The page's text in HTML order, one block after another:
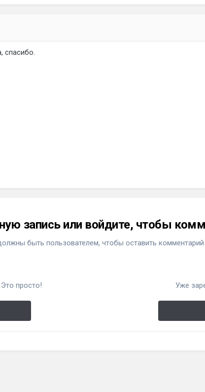
спасибо.
запись или войдите, чтобы
быть пользователем, чтобы оставить комментарий
Это просто! Уже